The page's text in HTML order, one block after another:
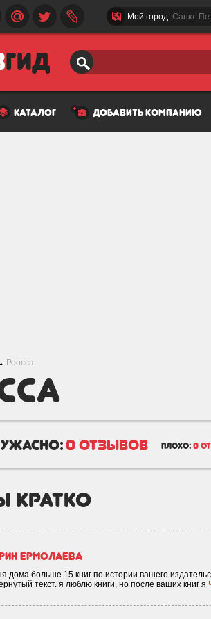
Мой город: Санкт-
каталог добавить компанию
Роосса
ужасно: 0 отзывов плохо: 0
кратко
Ермолаева
дома больше 15 книг по истории вашего
текст. я люблю книги, но после ваших книг я